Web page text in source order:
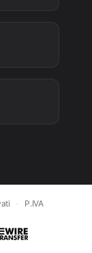
·
P.IVA